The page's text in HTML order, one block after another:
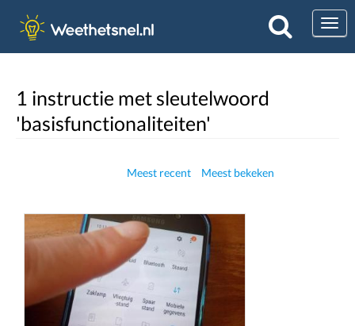
1 instructie met sleutelwoord
'basisfunctionaliteiten'
Meest recent Meest bekeken